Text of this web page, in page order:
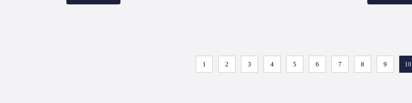
1 2 3 4 5 6 7 8 9 10